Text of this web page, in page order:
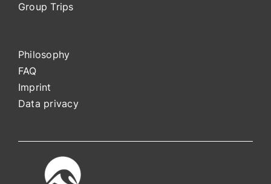
Group Trips
Philosophy
FAQ
Imprint
Data privacy